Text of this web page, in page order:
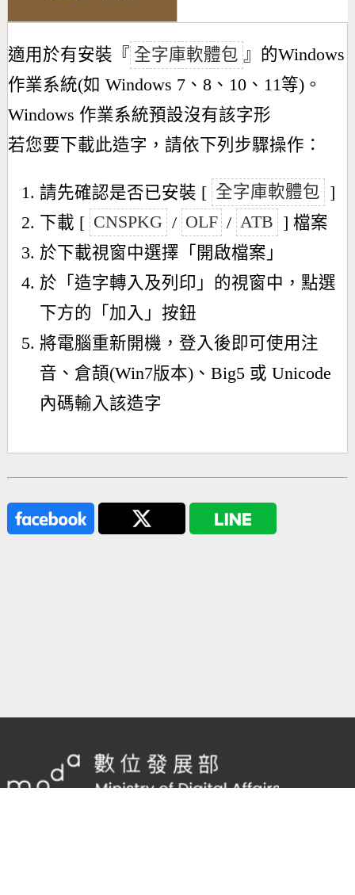
適用於有安裝『 全字庫軟體包 』的Windows
作業系統(如 Windows 7、8、10、11等)。
Windows 作業系統預設沒有該字形
若您要下載此造字，請依下列步驟操作：
請先確認是否已安裝 [ 全字庫軟體包 ]
下載 [ CNSPKG / OLF / ATB ] 檔案
於下載視窗中選擇「開啟檔案」
於「造字轉入及列印」的視窗中，點選
下方的「加入」按鈕
將電腦重新開機，登入後即可使用注
音、倉頡(Win7版本)、Big5 或 Unicode
內碼輸入該造字